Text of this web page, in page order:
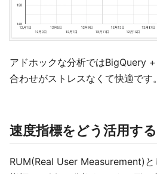
アドホックな分析ではBigQuery
合わせがストレスなくて快適です。
速度指標をどう活用す
RUM(Real User Measurement)と